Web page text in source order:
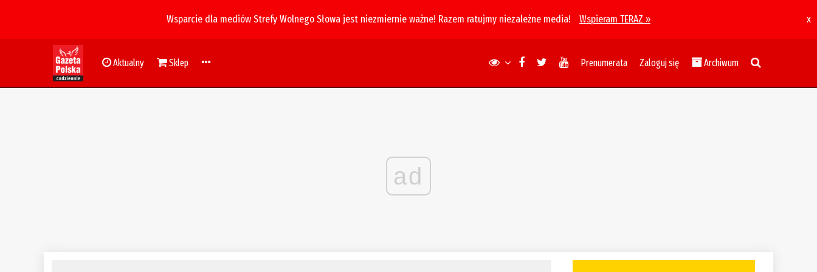
Wsparcie dla mediów Strefy Wolnego Słowa jest niezmiernie ważne! Razem ratujmy niezależne media! Wspieram TERAZ » x
Aktualny Sklep Prenumerata Zaloguj się Archiwum
ad